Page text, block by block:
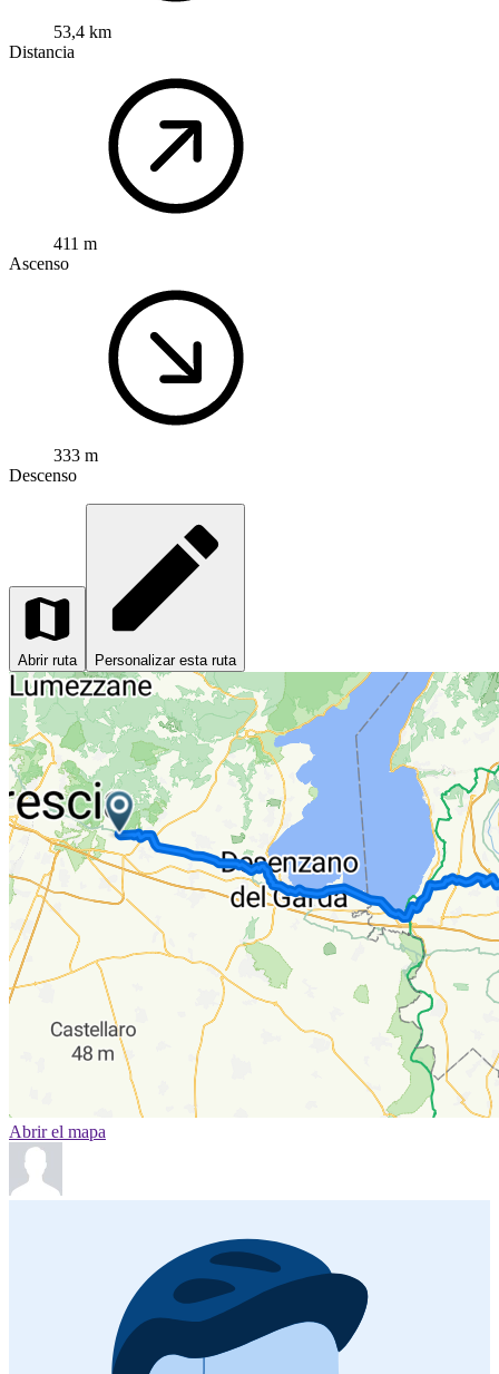
53,4 km
Distancia
411 m
Ascenso
333 m
Descenso
Abrir ruta Personalizar esta ruta
Abrir el mapa